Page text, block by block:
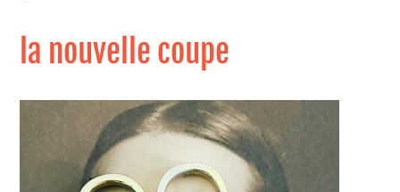
la nouvelle coupe